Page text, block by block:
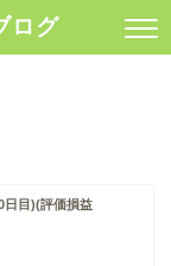
ログ
日目)(評価損益